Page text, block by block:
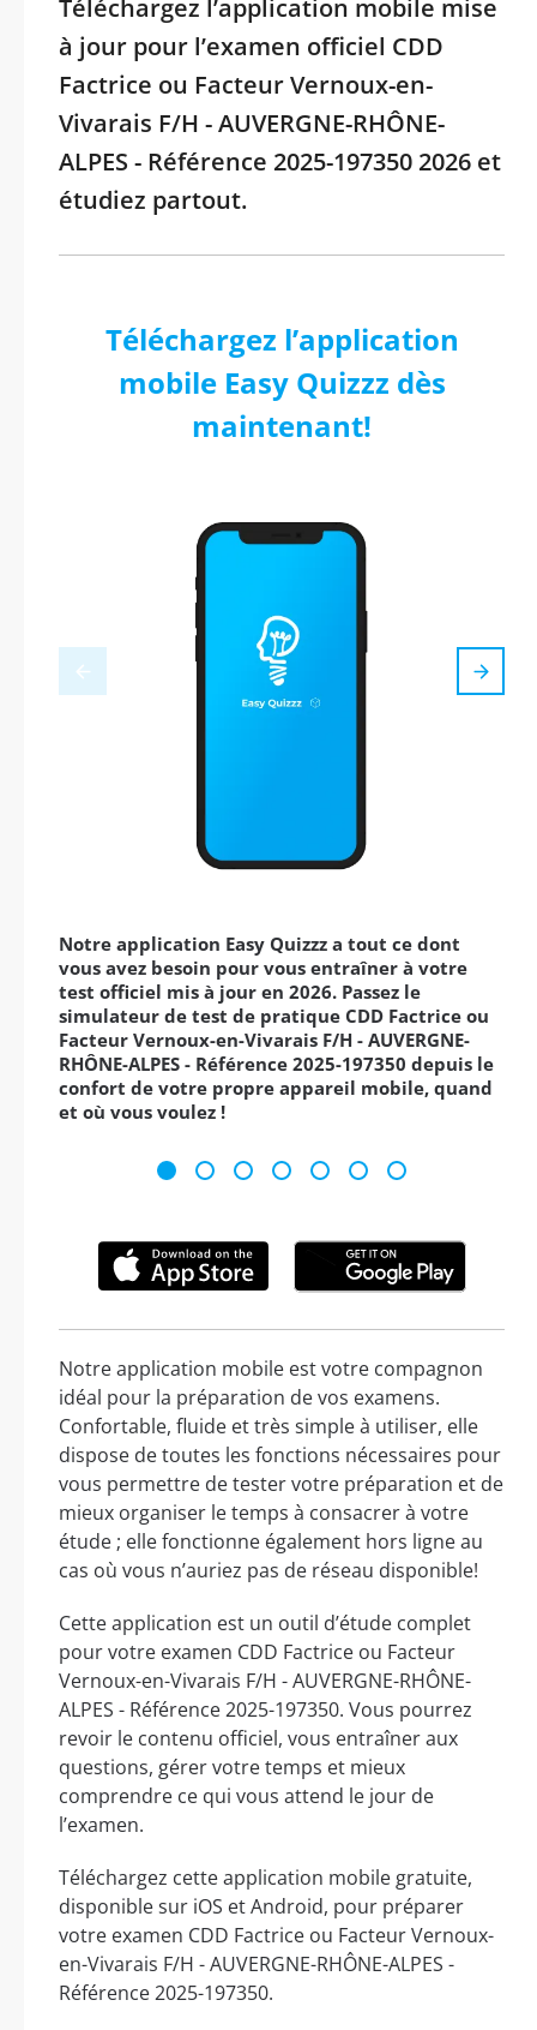
Téléchargez l’application mobile mise
à jour pour l’examen officiel CDD
Factrice ou Facteur Vernoux-en-
Vivarais F/H - AUVERGNE-RHÔNE-
ALPES - Référence 2025-197350 2026 et
étudiez partout.
Téléchargez l’application
mobile Easy Quizzz dès
maintenant!
Notre application Easy Quizzz a tout ce dont
vous avez besoin pour vous entraîner à votre
test officiel mis à jour en 2026. Passez le
simulateur de test de pratique CDD Factrice ou
Facteur Vernoux-en-Vivarais F/H - AUVERGNE-
RHÔNE-ALPES - Référence 2025-197350 depuis le
confort de votre propre appareil mobile, quand
et où vous voulez !
Notre application mobile est votre compagnon
idéal pour la préparation de vos examens.
Confortable, fluide et très simple à utiliser, elle
dispose de toutes les fonctions nécessaires pour
vous permettre de tester votre préparation et de
mieux organiser le temps à consacrer à votre
étude ; elle fonctionne également hors ligne au
cas où vous n’auriez pas de réseau disponible!
Cette application est un outil d’étude complet
pour votre examen CDD Factrice ou Facteur
Vernoux-en-Vivarais F/H - AUVERGNE-RHÔNE-
ALPES - Référence 2025-197350. Vous pourrez
revoir le contenu officiel, vous entraîner aux
questions, gérer votre temps et mieux
comprendre ce qui vous attend le jour de
l’examen.
Téléchargez cette application mobile gratuite,
disponible sur iOS et Android, pour préparer
votre examen CDD Factrice ou Facteur Vernoux-
en-Vivarais F/H - AUVERGNE-RHÔNE-ALPES -
Référence 2025-197350.